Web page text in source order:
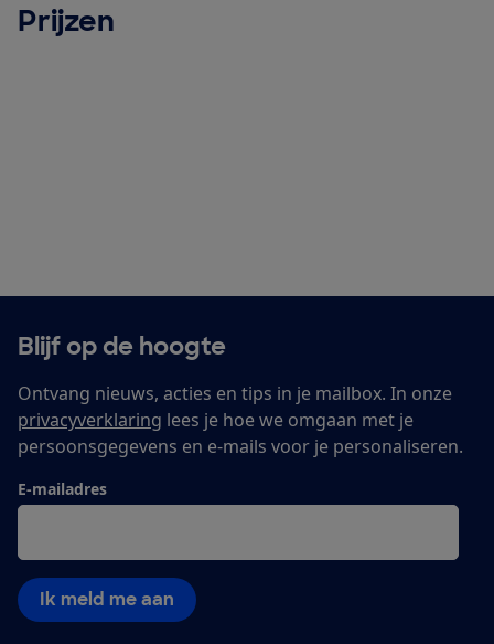
Prijzen
Blijf op de hoogte
Ontvang nieuws, acties en tips in je mailbox. In onze
privacyverklaring lees je hoe we omgaan met je
persoonsgegevens en e-mails voor je personaliseren.
E-mailadres
Ik meld me aan